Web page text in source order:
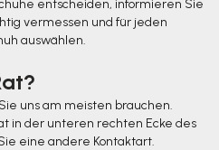
entscheiden, informieren Sie
vermessen und für jeden
auswählen.
uns am meisten brauchen.
in der unteren rechten Ecke des
eine andere Kontaktart.